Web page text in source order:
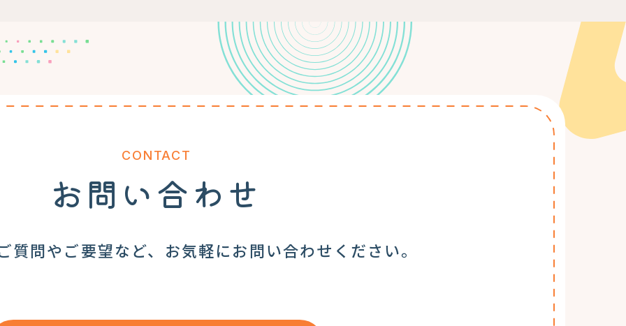
CONTACT
お問い合わせ
質問やご要望など、お気軽にお問い合わせください。